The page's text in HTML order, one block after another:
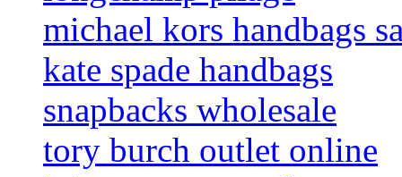
michael kors handbags
kate spade handbags
snapbacks wholesale
tory burch outlet online